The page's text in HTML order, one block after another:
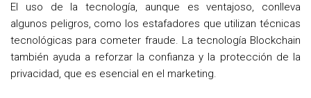
El uso de la tecnología, aunque es ventajoso, conlleva
algunos peligros, como los estafadores que utilizan técnicas
tecnológicas para cometer fraude. La tecnología Blockchain
también ayuda a reforzar la confianza y la protección de la
privacidad, que es esencial en el marketing.